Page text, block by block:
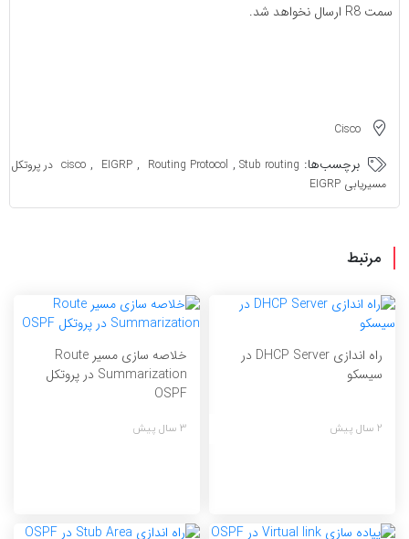
سمت R8 ارسال نخواهد شد.
Cisco
برچسب‌ها: cisco EIGRP Routing Protocol ,
Stub routing در پروتکل
مسیریابی EIGRP
مرتبط
راه اندازی DHCP Server در
سیسکو
2 سال پیش
خلاصه سازی مسیر Route
Summarization در پروتکل
OSPF
3 سال پیش